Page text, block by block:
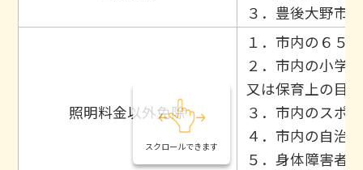
３．豊後大野市
照明料金以外免除
１．市内の６５
２．市内の小学
又は保育上の目
３．市内のスポ
４．市内の自治
５．身体障害者
スクロールできます